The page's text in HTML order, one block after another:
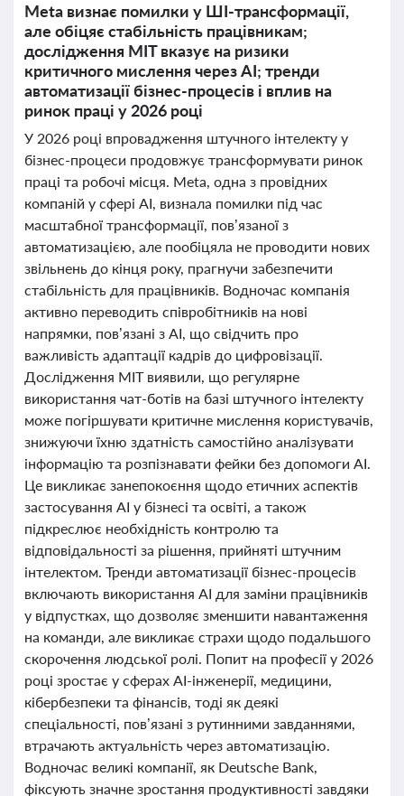
Meta визнає помилки у ШІ-трансформації,
але обіцяє стабільність працівникам;
дослідження MIT вказує на ризики
критичного мислення через AI; тренди
автоматизації бізнес-процесів і вплив на
ринок праці у 2026 році
У 2026 році впровадження штучного інтелекту у
бізнес-процеси продовжує трансформувати ринок
праці та робочі місця. Meta, одна з провідних
компаній у сфері AI, визнала помилки під час
масштабної трансформації, пов’язаної з
автоматизацією, але пообіцяла не проводити нових
звільнень до кінця року, прагнучи забезпечити
стабільність для працівників. Водночас компанія
активно переводить співробітників на нові
напрямки, пов’язані з AI, що свідчить про
важливість адаптації кадрів до цифровізації.
Дослідження MIT виявили, що регулярне
використання чат-ботів на базі штучного інтелекту
може погіршувати критичне мислення користувачів,
знижуючи їхню здатність самостійно аналізувати
інформацію та розпізнавати фейки без допомоги AI.
Це викликає занепокоєння щодо етичних аспектів
застосування AI у бізнесі та освіті, а також
підкреслює необхідність контролю та
відповідальності за рішення, прийняті штучним
інтелектом. Тренди автоматизації бізнес-процесів
включають використання AI для заміни працівників
у відпустках, що дозволяє зменшити навантаження
на команди, але викликає страхи щодо подальшого
скорочення людської ролі. Попит на професії у 2026
році зростає у сферах AI-інженерії, медицини,
кібербезпеки та фінансів, тоді як деякі
спеціальності, пов’язані з рутинними завданнями,
втрачають актуальність через автоматизацію.
Водночас великі компанії, як Deutsche Bank,
фіксують значне зростання продуктивності завдяки